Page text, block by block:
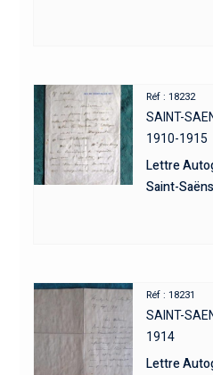
Réf : 18232
SAINT-
1910-1915
Lettre
Saint-
Réf : 18231
SAINT-
1914
Lettre